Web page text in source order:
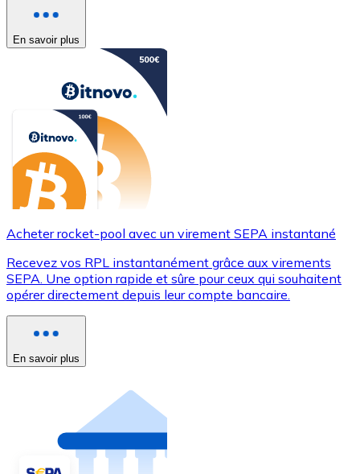
En savoir plus
Acheter rocket-pool avec un virement SEPA instantané
Recevez vos RPL instantanément grâce aux virements
SEPA. Une option rapide et sûre pour ceux qui souhaitent
opérer directement depuis leur compte bancaire.
En savoir plus